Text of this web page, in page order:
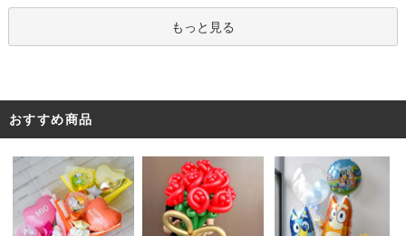
ツ52枚 推し活
もっと見る
おすすめ商品